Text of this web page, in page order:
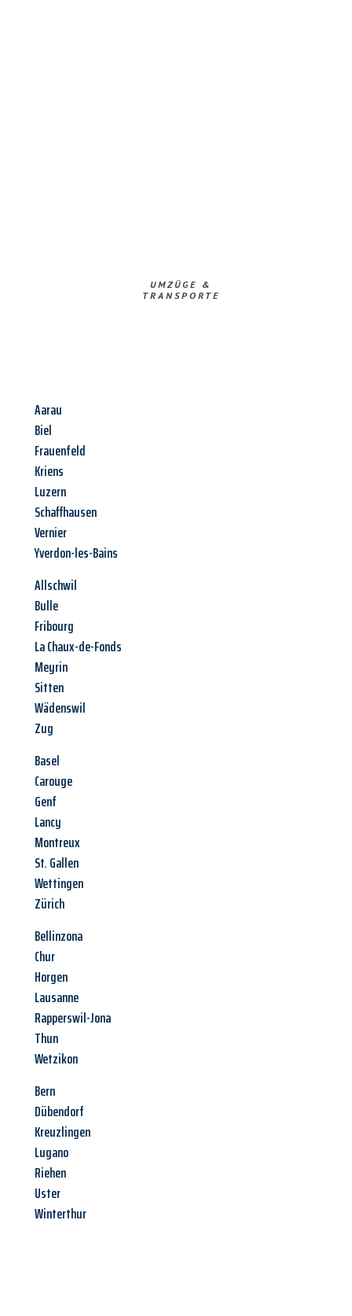
UMZÜGE &
TRANSPORTE
Aarau
Biel
Frauenfeld
Kriens
Luzern
Schaffhausen
Vernier
Yverdon-les-Bains
Allschwil
Bulle
Fribourg
La Chaux-de-Fonds
Meyrin
Sitten
Wädenswil
Zug
Basel
Carouge
Genf
Lancy
Montreux
St. Gallen
Wettingen
Zürich
Bellinzona
Chur
Horgen
Lausanne
Rapperswil-Jona
Thun
Wetzikon
Bern
Dübendorf
Kreuzlingen
Lugano
Riehen
Uster
Winterthur